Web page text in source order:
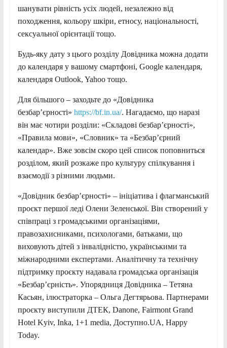
шанувати рівність усіх людей, незалежно від
походження, кольору шкіри, етносу, національності,
сексуальної орієнтації тощо.
Будь-яку дату з цього розділу Довідника можна додати
до календаря у вашому смартфоні, Google календаря,
календаря Outlook, Yahoo тощо.
Для більшого – заходьте до «Довідника
безбар’єрності» https://bf.in.ua/. Нагадаємо, що наразі
він має чотири розділи: «Складові безбар’єрності»,
«Правила мови», «Словник» та «Безбар’єрний
календар». Вже зовсім скоро цей список поповниться
розділом, який розкаже про культуру спілкування і
взаємодії з різними людьми.
«Довідник безбар’єрності» – ініціатива і флагманський
проєкт першої леді Олени Зеленської. Він створений у
співпраці з громадськими організаціями,
правозахисниками, психологами, батьками, що
виховують дітей з інвалідністю, українськими та
міжнародними експертами. Аналітичну та технічну
підтримку проєкту надавала громадська організація
«Безбар’єрність». Упорядниця Довідника – Тетяна
Касьян, ілюстраторка – Ольга Дегтярьова. Партнерами
проєкту виступили ДТЕК, Danone, Fairmont Grand
Hotel Kyiv, Inka, 1+1 media, Доступно.UA, Happy
Today.